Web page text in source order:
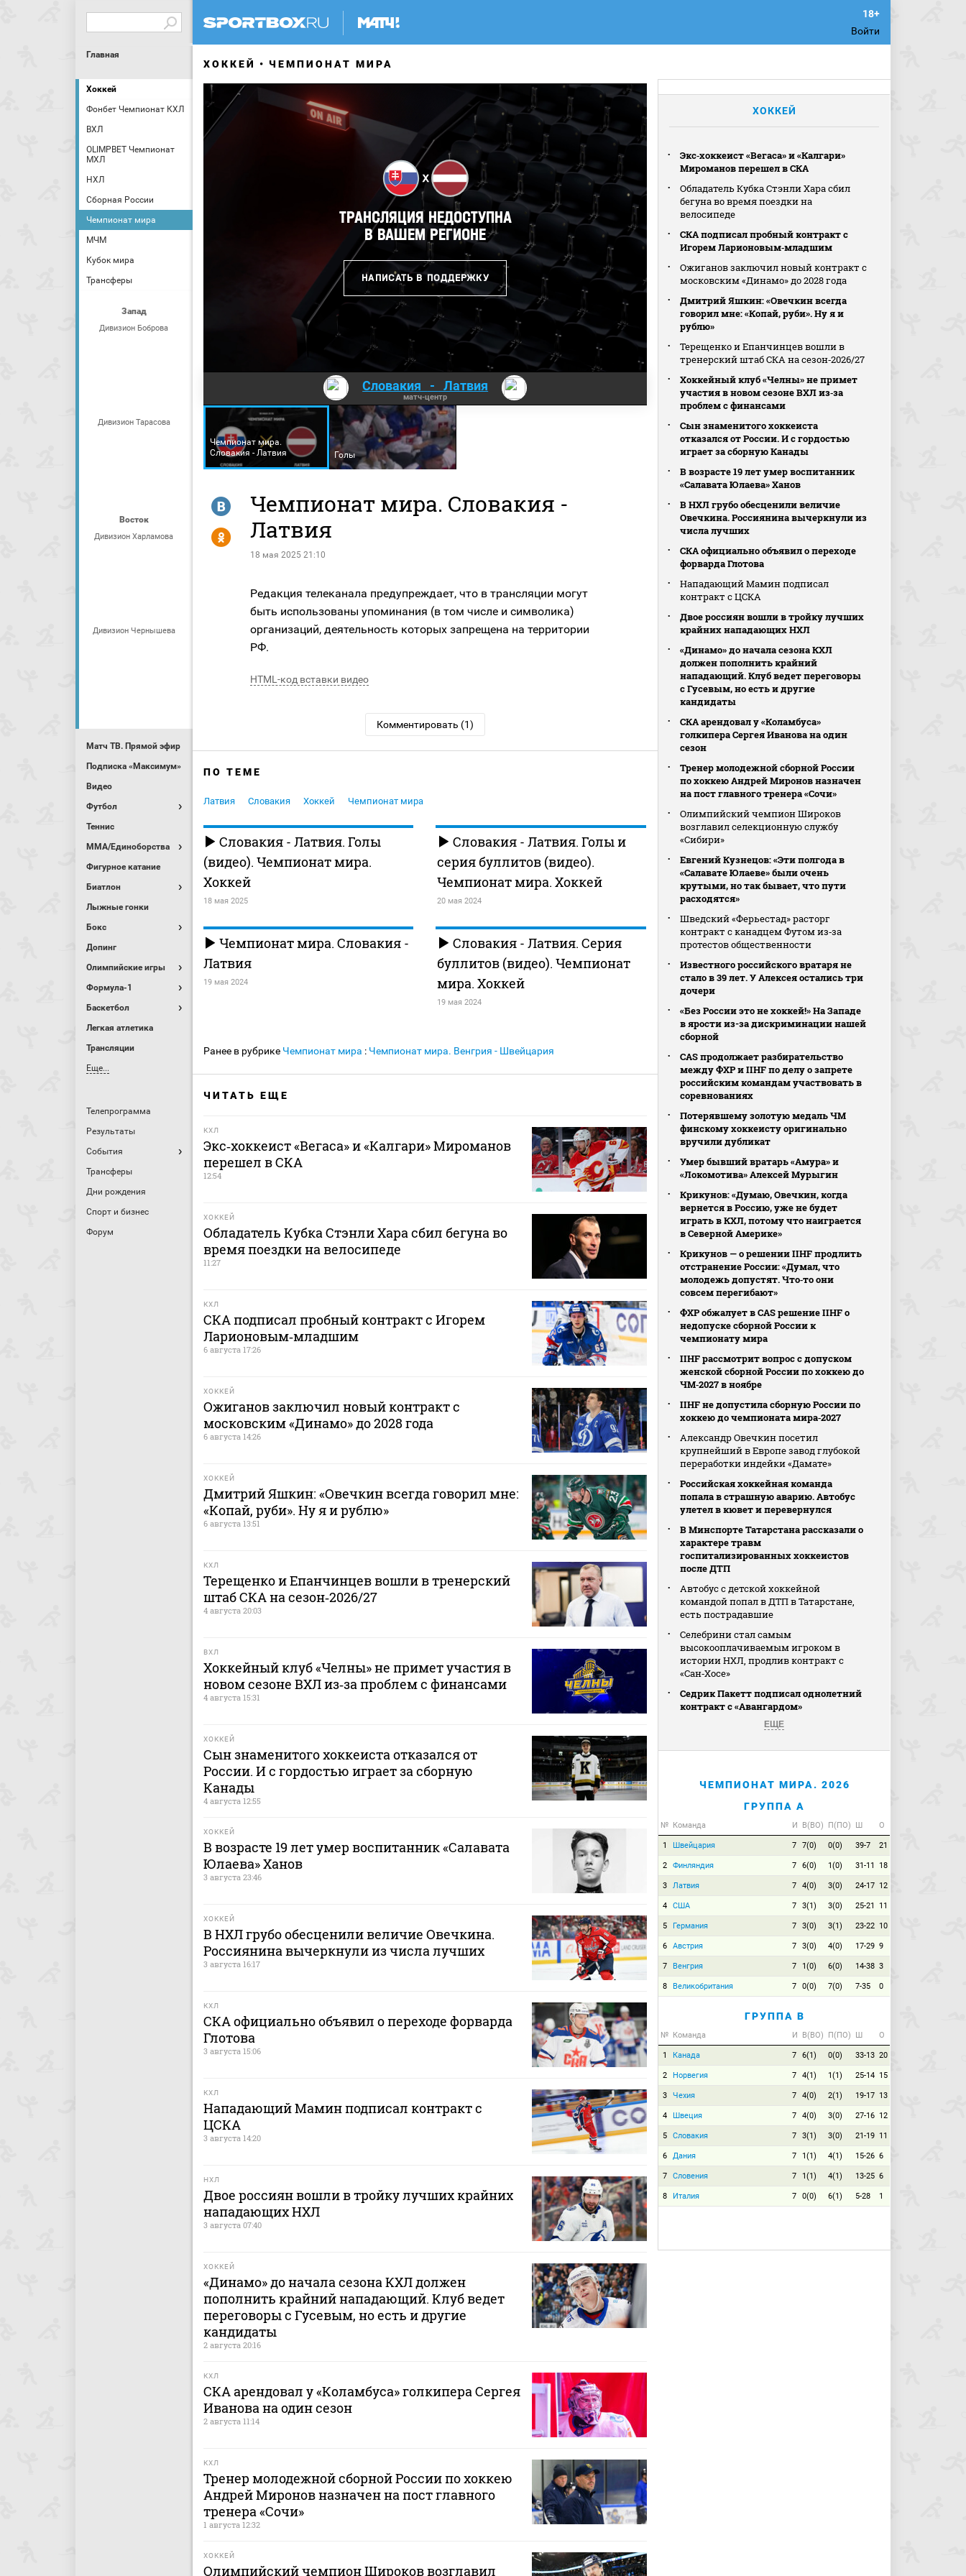
Войти
Главная
Хоккей
Фонбет Чемпионат КХЛ
ВХЛ
OLIMPBET Чемпионат
МХЛ
НХЛ
Сборная России
Чемпионат мира
МЧМ
Кубок мира
Трансферы
Запад
Дивизион Боброва
Дивизион Тарасова
Восток
Дивизион Харламова
Дивизион Чернышева
Матч ТВ. Прямой эфир
Подписка «Максимум»
Видео
Футбол
Теннис
MMA/Единоборства
Фигурное катание
Биатлон
Лыжные гонки
Бокс
Допинг
Олимпийские игры
Формула-1
Баскетбол
Легкая атлетика
Трансляции
Еще...
Телепрограмма
Результаты
События
Трансферы
Дни рождения
Спорт и бизнес
Форум
ХОККЕЙ ЧЕМПИОНАТ МИРА
Словакия - Латвия
матч-центр
Чемпионат мира.
Словакия - Латвия
Голы
Чемпионат мира. Словакия -
Латвия
18 мая 2025 21:10
R
Y
Редакция телеканала предупреждает, что в трансляции могут
быть использованы упоминания (в том числе и символика)
организаций, деятельность которых запрещена на территории
РФ.
HTML-код вставки видео
Комментировать (1)
ПО ТЕМЕ
Латвия Словакия Хоккей Чемпионат мира
Словакия - Латвия. Голы
(видео). Чемпионат мира.
Хоккей
18 мая 2025
Словакия - Латвия. Голы и
серия буллитов (видео).
Чемпионат мира. Хоккей
20 мая 2024
Чемпионат мира. Словакия -
Латвия
19 мая 2024
Словакия - Латвия. Серия
буллитов (видео). Чемпионат
мира. Хоккей
19 мая 2024
Ранее в рубрике Чемпионат мира : Чемпионат мира. Венгрия - Швейцария
ЧИТАТЬ ЕЩЕ
КХЛ
Экс‑хоккеист «Вегаса» и «Калгари» Мироманов
перешел в СКА
12:54
ХОККЕЙ
Обладатель Кубка Стэнли Хара сбил бегуна во
время поездки на велосипеде
11:27
КХЛ
СКА подписал пробный контракт с Игорем
Ларионовым‑младшим
6 августа 17:26
ХОККЕЙ
Ожиганов заключил новый контракт с
московским «Динамо» до 2028 года
6 августа 14:26
ХОККЕЙ
Дмитрий Яшкин: «Овечкин всегда говорил мне:
«Копай, руби». Ну я и рублю»
6 августа 13:51
КХЛ
Терещенко и Епанчинцев вошли в тренерский
штаб СКА на сезон‑2026/27
4 августа 20:03
ВХЛ
Хоккейный клуб «Челны» не примет участия в
новом сезоне ВХЛ из‑за проблем с финансами
4 августа 15:31
ХОККЕЙ
Сын знаменитого хоккеиста отказался от
России. И с гордостью играет за сборную
Канады
4 августа 12:55
ХОККЕЙ
В возрасте 19 лет умер воспитанник «Салавата
Юлаева» Ханов
3 августа 23:46
ХОККЕЙ
В НХЛ грубо обесценили величие Овечкина.
Россиянина вычеркнули из числа лучших
3 августа 16:17
КХЛ
СКА официально объявил о переходе форварда
Глотова
3 августа 15:06
КХЛ
Нападающий Мамин подписал контракт с
ЦСКА
3 августа 14:20
НХЛ
Двое россиян вошли в тройку лучших крайних
нападающих НХЛ
3 августа 07:40
ХОККЕЙ
«Динамо» до начала сезона КХЛ должен
пополнить крайний нападающий. Клуб ведет
переговоры с Гусевым, но есть и другие
кандидаты
2 августа 20:16
КХЛ
СКА арендовал у «Коламбуса» голкипера Сергея
Иванова на один сезон
2 августа 11:14
КХЛ
Тренер молодежной сборной России по хоккею
Андрей Миронов назначен на пост главного
тренера «Сочи»
1 августа 12:32
ХОККЕЙ
Олимпийский чемпион Широков возглавил
ХОККЕЙ
Экс‑хоккеист «Вегаса» и «Калгари»
Мироманов перешел в СКА
Обладатель Кубка Стэнли Хара сбил
бегуна во время поездки на
велосипеде
СКА подписал пробный контракт с
Игорем Ларионовым‑младшим
Ожиганов заключил новый контракт с
московским «Динамо» до 2028 года
Дмитрий Яшкин: «Овечкин всегда
говорил мне: «Копай, руби». Ну я и
рублю»
Терещенко и Епанчинцев вошли в
тренерский штаб СКА на сезон‑2026/27
Хоккейный клуб «Челны» не примет
участия в новом сезоне ВХЛ из‑за
проблем с финансами
Сын знаменитого хоккеиста
отказался от России. И с гордостью
играет за сборную Канады
В возрасте 19 лет умер воспитанник
«Салавата Юлаева» Ханов
В НХЛ грубо обесценили величие
Овечкина. Россиянина вычеркнули из
числа лучших
СКА официально объявил о переходе
форварда Глотова
Нападающий Мамин подписал
контракт с ЦСКА
Двое россиян вошли в тройку лучших
крайних нападающих НХЛ
«Динамо» до начала сезона КХЛ
должен пополнить крайний
нападающий. Клуб ведет переговоры
с Гусевым, но есть и другие
кандидаты
СКА арендовал у «Коламбуса»
голкипера Сергея Иванова на один
сезон
Тренер молодежной сборной России
по хоккею Андрей Миронов назначен
на пост главного тренера «Сочи»
Олимпийский чемпион Широков
возглавил селекционную службу
«Сибири»
Евгений Кузнецов: «Эти полгода в
«Салавате Юлаеве» были очень
крутыми, но так бывает, что пути
расходятся»
Шведский «Ферьестад» расторг
контракт с канадцем Футом из‑за
протестов общественности
Известного российского вратаря не
стало в 39 лет. У Алексея остались три
дочери
«Без России это не хоккей!» На Западе
в ярости из-за дискриминации нашей
сборной
CAS продолжает разбирательство
между ФХР и IIHF по делу о запрете
российским командам участвовать в
соревнованиях
Потерявшему золотую медаль ЧМ
финскому хоккеисту оригинально
вручили дубликат
Умер бывший вратарь «Амура» и
«Локомотива» Алексей Мурыгин
Крикунов: «Думаю, Овечкин, когда
вернется в Россию, уже не будет
играть в КХЛ, потому что наиграется
в Северной Америке»
Крикунов — о решении IIHF продлить
отстранение России: «Думал, что
молодежь допустят. Что‑то они
совсем перегибают»
ФХР обжалует в CAS решение IIHF о
недопуске сборной России к
чемпионату мира
IIHF рассмотрит вопрос с допуском
женской сборной России по хоккею до
ЧМ‑2027 в ноябре
IIHF не допустила сборную России по
хоккею до чемпионата мира‑2027
Александр Овечкин посетил
крупнейший в Европе завод глубокой
переработки индейки «Дамате»
Российская хоккейная команда
попала в страшную аварию. Автобус
улетел в кювет и перевернулся
В Минспорте Татарстана рассказали о
характере травм
госпитализированных хоккеистов
после ДТП
Автобус с детской хоккейной
командой попал в ДТП в Татарстане,
есть пострадавшие
Селебрини стал самым
высокооплачиваемым игроком в
истории НХЛ, продлив контракт с
«Сан‑Хосе»
Седрик Пакетт подписал однолетний
контракт с «Авангардом»
ЕЩЕ
ЧЕМПИОНАТ МИРА. 2026
ГРУППА A
№ Команда И В(ВО) П(ПО) Ш О
1 Швейцария 7 7(0) 0(0) 39-7 21
2 Финляндия 7 6(0) 1(0) 31-11 18
3 Латвия 7 4(0) 3(0) 24-17 12
4 США 7 3(1) 3(0) 25-21 11
5 Германия 7 3(0) 3(1) 23-22 10
6 Австрия 7 3(0) 4(0) 17-29 9
7 Венгрия 7 1(0) 6(0) 14-38 3
8 Великобритания 7 0(0) 7(0) 7-35 0
ГРУППА B
№ Команда И В(ВО) П(ПО) Ш О
1 Канада 7 6(1) 0(0) 33-13 20
2 Норвегия 7 4(1) 1(1) 25-14 15
3 Чехия 7 4(0) 2(1) 19-17 13
4 Швеция 7 4(0) 3(0) 27-16 12
5 Словакия 7 3(1) 3(0) 21-19 11
6 Дания 7 1(1) 4(1) 15-26 6
7 Словения 7 1(1) 4(1) 13-25 6
8 Италия 7 0(0) 6(1) 5-28 1